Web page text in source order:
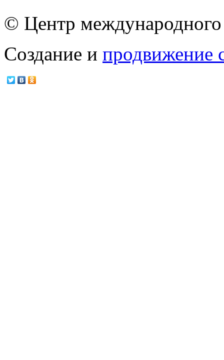
© Центр международного
Создание и продвижение